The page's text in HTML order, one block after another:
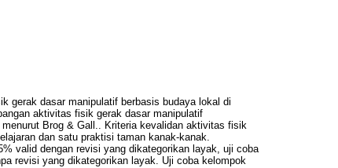
gerak dasar manipulatif berbasis budaya lokal di
aktivitas fisik gerak dasar manipulatif
Brog & Gall.. Kriteria kevalidan aktivitas fisik
dan satu praktisi taman kanak-kanak.
valid dengan revisi yang dikategorikan layak, uji coba
revisi yang dikategorikan layak. Uji coba kelompok